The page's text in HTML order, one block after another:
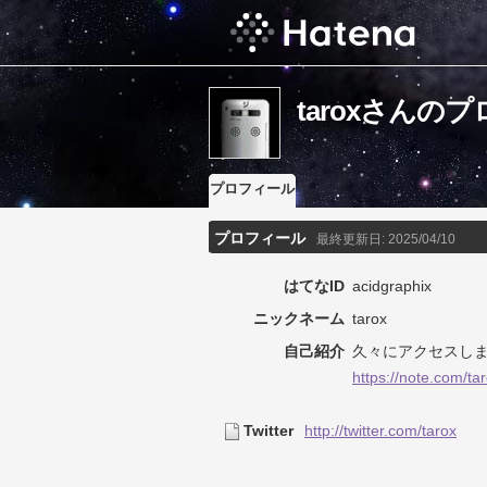
taroxさんのプ
プロフィール
プロフィール 最終更新日: 2025/04/10
はてなID acidgraphix
ニックネーム tarox
自己紹介 久々にアクセスし
https://note.com/
Twitter http://twitter.com/tarox